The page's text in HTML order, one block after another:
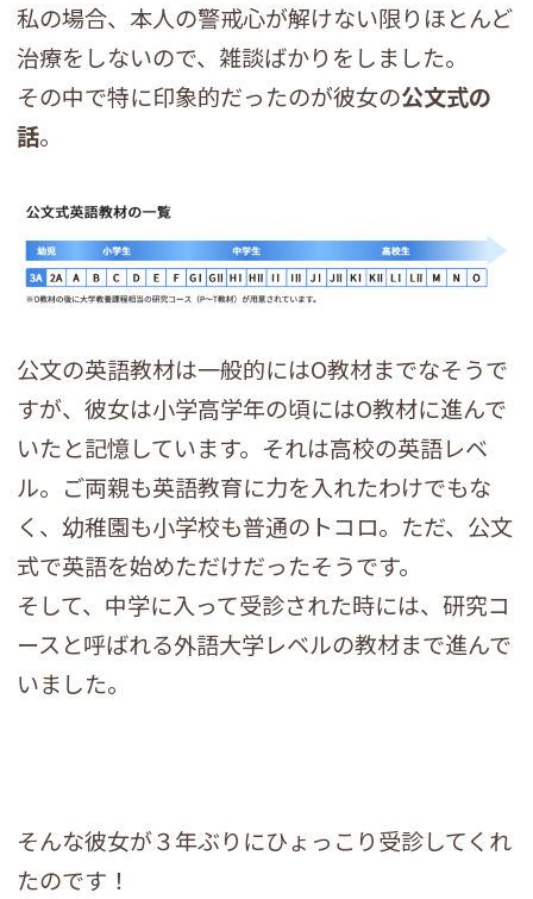
私の場合、本人の警戒心が解けない限りほとんど
治療をしないので、雑談ばかりをしました。
その中で特に印象的だったのが彼女の公文式の
話。
公文の英語教材は一般的にはO教材までなそうで
すが、彼女は小学高学年の頃にはO教材に進んで
いたと記憶しています。それは高校の英語レベ
ル。ご両親も英語教育に力を入れたわけでもな
く、幼稚園も小学校も普通のトコロ。ただ、公文
式で英語を始めただけだったそうです。
そして、中学に入って受診された時には、研究コ
ースと呼ばれる外語大学レベルの教材まで進んで
いました。
そんな彼女が３年ぶりにひょっこり受診してくれ
たのです！